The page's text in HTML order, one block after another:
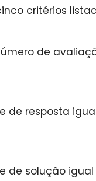
critérios
de
de resposta
de solução